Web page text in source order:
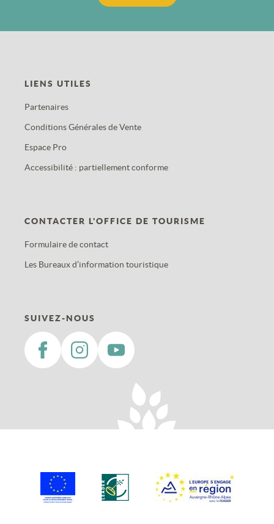
LIENS UTILES
Partenaires
Conditions Générales de Vente
Espace Pro
Accessibilité : partiellement conforme
CONTACTER L'OFFICE DE TOURISME
Formulaire de contact
Les Bureaux d’information touristique
SUIVEZ-NOUS